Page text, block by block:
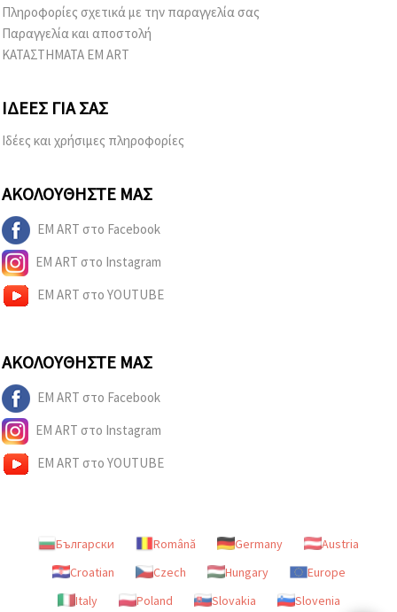
Πληροφορίες σχετικά με την παραγγελία σας
Παραγγελία και αποστολή
ΚΑΤΑΣΤΗΜΑΤΑ EM ART
ΙΔΈΕΣ ΓΙΑ ΣΑΣ
Ιδέες και χρήσιμες πληροφορίες
ΑΚΟΛΟΥΘΉΣΤΕ ΜΑΣ
EM ART στο Facebook
EM ART στο Instagram
EM ART στο YOUTUBE
ΑΚΟΛΟΥΘΉΣΤΕ ΜΑΣ
EM ART στο Facebook
EM ART στο Instagram
EM ART στο YOUTUBE
Български Română Germany
Austria
Croatian
Czech Hungary
Europe
Italy
Poland Slovakia Slovenia